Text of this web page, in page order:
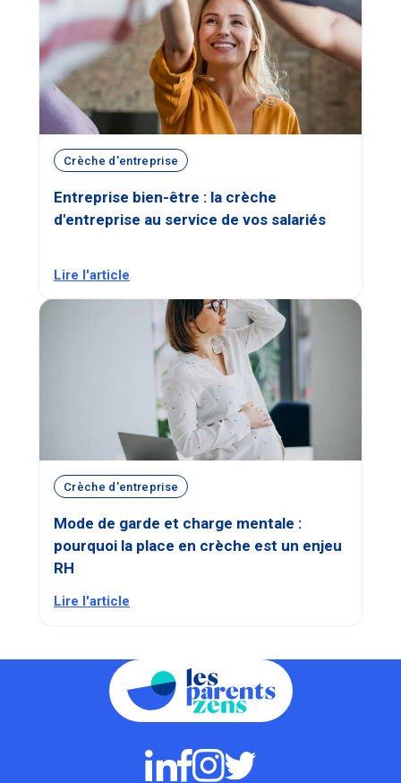
Crèche d'entreprise
Entreprise bien-être : la crèche
d'entreprise au service de vos salariés
Lire l'article
Crèche d'entreprise
Mode de garde et charge mentale :
pourquoi la place en crèche est un enjeu
RH
Lire l'article